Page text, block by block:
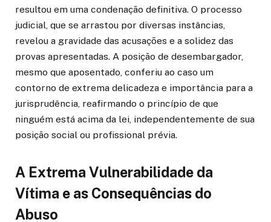
resultou em uma condenação definitiva. O processo
judicial, que se arrastou por diversas instâncias,
revelou a gravidade das acusações e a solidez das
provas apresentadas. A posição de desembargador,
mesmo que aposentado, conferiu ao caso um
contorno de extrema delicadeza e importância para a
jurisprudência, reafirmando o princípio de que
ninguém está acima da lei, independentemente de sua
posição social ou profissional prévia.
A Extrema Vulnerabilidade da
Vítima e as Consequências do
Abuso